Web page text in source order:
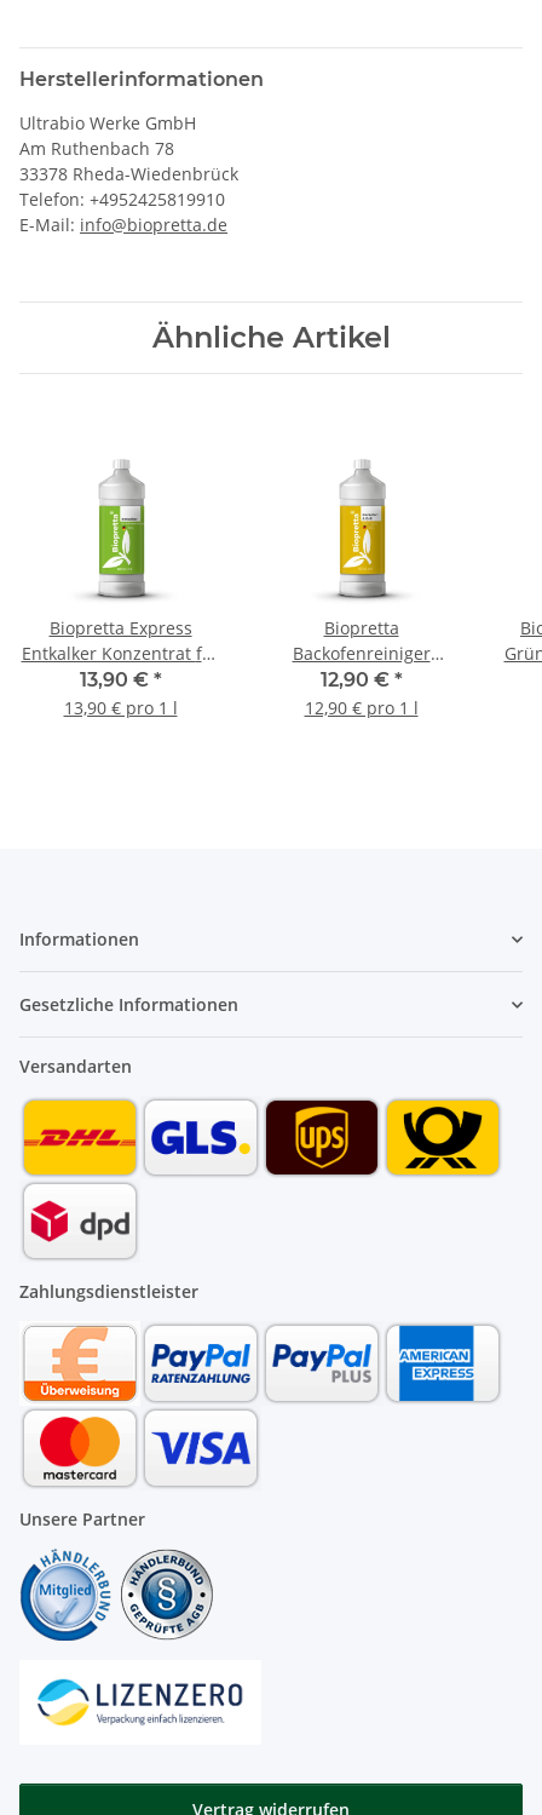
Herstellerinformationen
Ultrabio Werke GmbH
Am Ruthenbach 78
33378 Rheda-Wiedenbrück
Telefon: +4952425819910
E-Mail: info@biopretta.de
Ähnliche Artikel
Biopretta Express
Entkalker Konzentrat für
Kaffeevollautomat
Haushaltsgeräte1L
13,90 € *
13,90 € pro 1 l
Biopretta
Backofenreiniger
Grillreiniger Fettlöser für
Grill Gasgrill Ofen 1 L
12,90 € *
12,90 € pro 1 l
Informationen
Gesetzliche Informationen
Versandarten
Zahlungsdienstleister
Unsere Partner
Vertrag widerrufen